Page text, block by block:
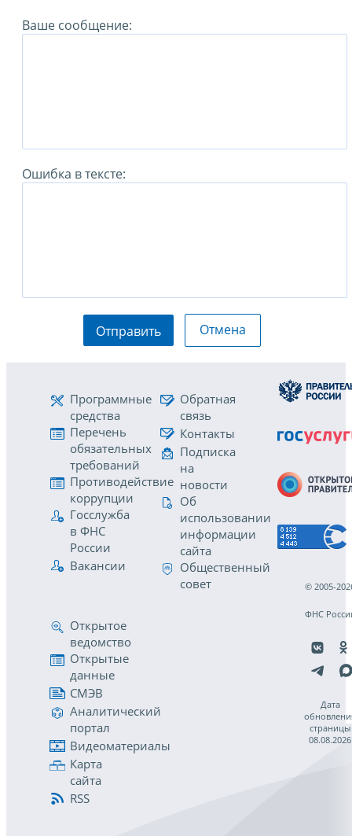
Ваше сообщение:
Ошибка в тексте:
Отправить Отмена
Программные
средства
Перечень
обязательных
требований
Противодействие
коррупции
Госслужба
в ФНС
России
Вакансии
Обратная
связь
Контакты
Подписка
на
новости
Об
использовании
информации
сайта
Общественный
совет
Открытое
ведомство
Открытые
данные
СМЭВ
Аналитический
портал
Видеоматериалы
Карта
сайта
RSS
© 2005-
ФНС
Дата
страницы
08.08.2026